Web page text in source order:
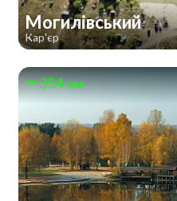
Могилівський
Кар'єр
354 км